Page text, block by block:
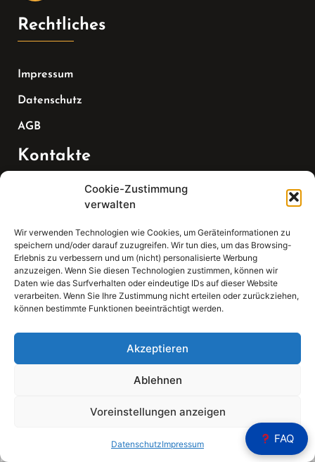
Cookie-Zustimmung
verwalten
Wir verwenden Technologien wie Cookies, um Geräteinformationen zu
speichern und/oder darauf zuzugreifen. Wir tun dies, um das Browsing-
Erlebnis zu verbessern und um (nicht) personalisierte Werbung
anzuzeigen. Wenn Sie diesen Technologien zustimmen, können wir
Daten wie das Surfverhalten oder eindeutige IDs auf dieser Website
verarbeiten. Wenn Sie Ihre Zustimmung nicht erteilen oder zurückziehen,
können bestimmte Funktionen beeinträchtigt werden.
Akzeptieren
Ablehnen
Voreinstellungen anzeigen
DatenschutzImpressum
Rechtliches
Impressum
Datenschutz
AGB
Kontakte
07147 270 3349
Email:
sekretariat(at)gleis4-seminarzentrum.com
Adresse:
Bahnhofstraße 21, 74343 Sachsenheim
FAQ
for: